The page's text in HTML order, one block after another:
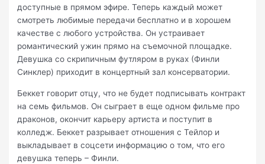
доступные в прямом эфире. Теперь каждый может
смотреть любимые передачи бесплатно и в хорошем
качестве с любого устройства. Он устраивает
романтический ужин прямо на съемочной площадке.
Девушка со скрипичным футляром в руках (Финли
Синклер) приходит в концертный зал консерватории.
Беккет говорит отцу, что не будет подписывать контракт
на семь фильмов. Он сыграет в еще одном фильме про
драконов, окончит карьеру артиста и поступит в
колледж. Беккет разрывает отношения с Тейлор и
выкладывает в соцсети информацию о том, что его
девушка теперь – Финли.